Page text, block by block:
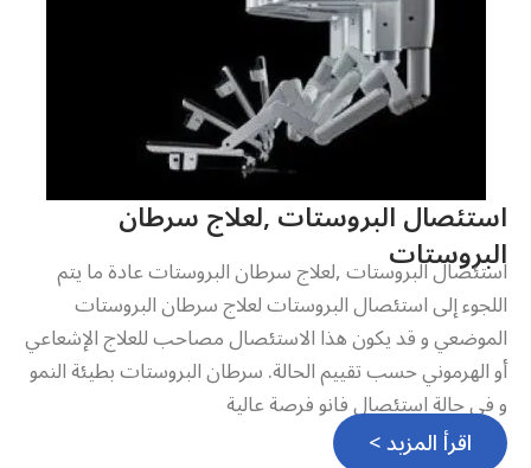
استئصال البروستات ,لعلاج سرطان
البروستات
استئصال البروستات ,لعلاج سرطان البروستات عادة ما يتم
اللجوء إلى استئصال البروستات لعلاج سرطان البروستات
الموضعي و قد يكون هذا الاستئصال مصاحب للعلاج الإشعاعي
أو الهرموني حسب تقييم الحالة. سرطان البروستات بطيئة النمو
و في حالة استئصال فانو فرصة عالية
اقرأ المزيد >